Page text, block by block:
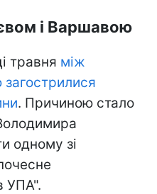
і Варшавою
травня між
. Причиною стало
одному зі
УПА".